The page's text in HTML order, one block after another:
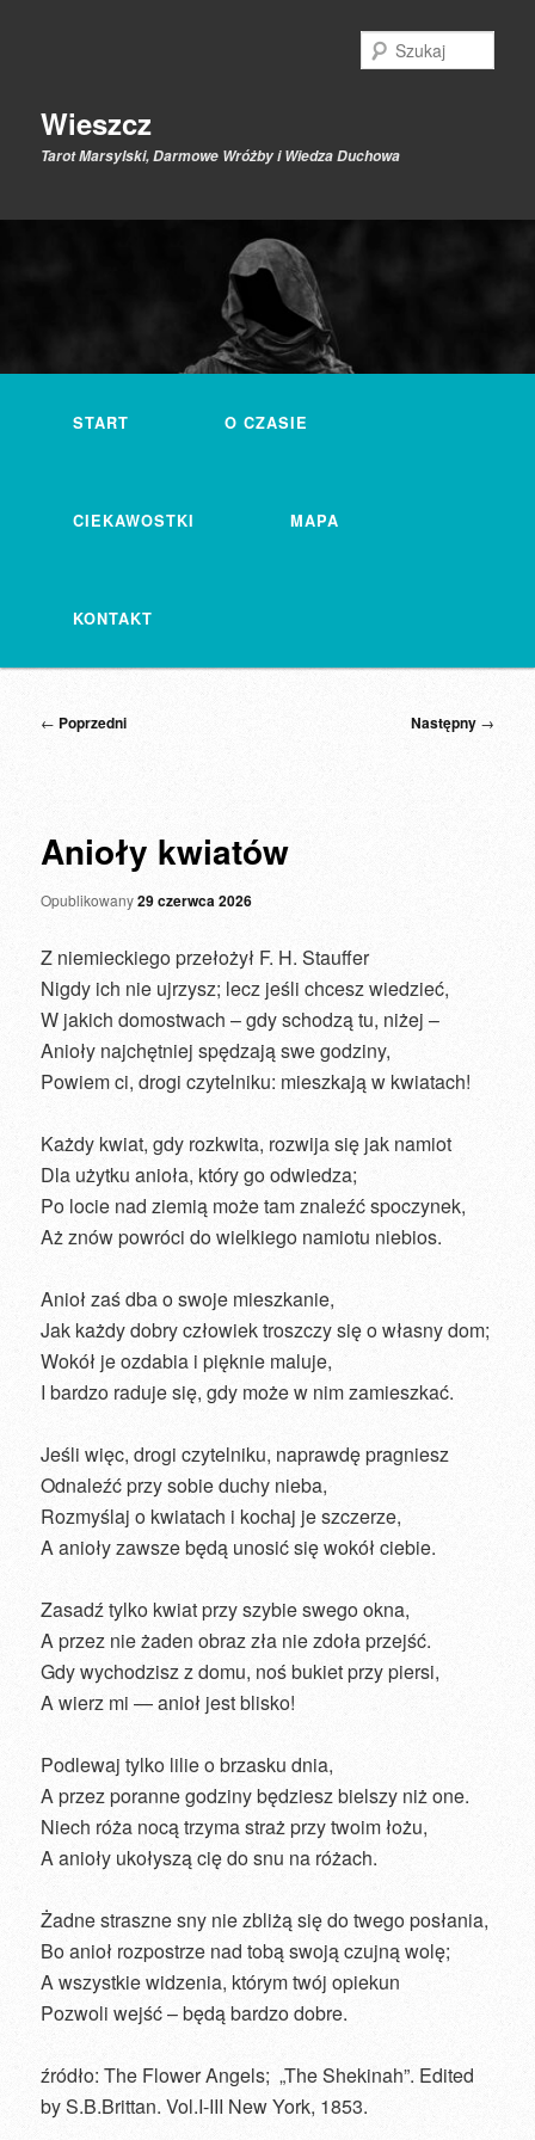
Wieszcz
Tarot Marsylski, Darmowe Wróżby i Wiedza Duchowa
START O CZASIE
CIEKAWOSTKI MAPA
KONTAKT
Nawigacja
← Poprzedni Następny →
Anioły kwiatów
Opublikowany29 czerwca 2026
Z niemieckiego przełożył F. H. Stauffer
Nigdy ich nie ujrzysz; lecz jeśli chcesz wiedzieć,
W jakich domostwach – gdy schodzą tu, niżej –
Anioły najchętniej spędzają swe godziny,
Powiem ci, drogi czytelniku: mieszkają w kwiatach!
Każdy kwiat, gdy rozkwita, rozwija się jak namiot
Dla użytku anioła, który go odwiedza;
Po locie nad ziemią może tam znaleźć spoczynek,
Aż znów powróci do wielkiego namiotu niebios.
Anioł zaś dba o swoje mieszkanie,
Jak każdy dobry człowiek troszczy się o własny dom;
Wokół je ozdabia i pięknie maluje,
I bardzo raduje się, gdy może w nim zamieszkać.
Jeśli więc, drogi czytelniku, naprawdę pragniesz
Odnaleźć przy sobie duchy nieba,
Rozmyślaj o kwiatach i kochaj je szczerze,
A anioły zawsze będą unosić się wokół ciebie.
Zasadź tylko kwiat przy szybie swego okna,
A przez nie żaden obraz zła nie zdoła przejść.
Gdy wychodzisz z domu, noś bukiet przy piersi,
A wierz mi — anioł jest blisko!
Podlewaj tylko lilie o brzasku dnia,
A przez poranne godziny będziesz bielszy niż one.
Niech róża nocą trzyma straż przy twoim łożu,
A anioły ukołyszą cię do snu na różach.
Żadne straszne sny nie zbliżą się do twego posłania,
Bo anioł rozpostrze nad tobą swoją czujną wolę;
A wszystkie widzenia, którym twój opiekun
Pozwoli wejść – będą bardzo dobre.
źródło: The Flower Angels; „The Shekinah”. Edited
by S.B.Brittan. Vol.I-III New York, 1853.